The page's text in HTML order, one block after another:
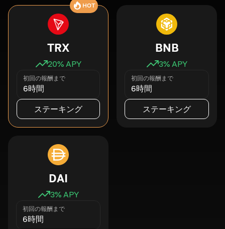
HOT
TRX
20% APY
初回の報酬まで
6時間
ステーキング
BNB
3% APY
初回の報酬まで
6時間
ステーキング
DAI
3% APY
初回の報酬まで
6時間